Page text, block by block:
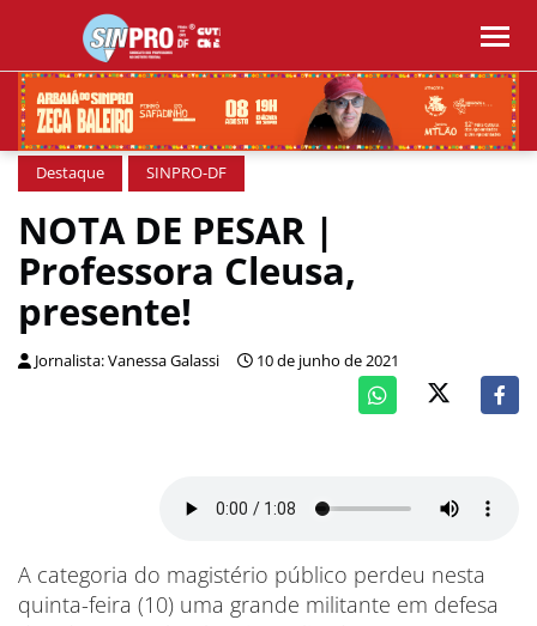
Destaque SINPRO-DF
NOTA DE PESAR |
Professora Cleusa,
presente!
Jornalista: Vanessa Galassi 10 de junho de 2021
A categoria do magistério público perdeu nesta
quinta-feira (10) uma grande militante em defesa